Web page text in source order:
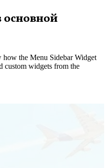
the Menu Sidebar Widget
custom widgets from the